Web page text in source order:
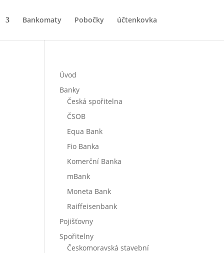
Bankomaty Pobočky účtenkovka
Úvod
Banky
Česká spořitelna
ČSOB
Equa Bank
Fio Banka
Komerční Banka
mBank
Moneta Bank
Raiffeisenbank
Pojišťovny
Spořitelny
Českomoravská stavební